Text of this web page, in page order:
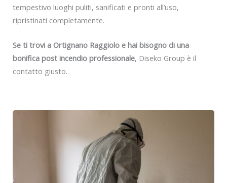
tempestivo luoghi puliti, sanificati e pronti all’uso,
ripristinati completamente.
Se ti trovi a Ortignano Raggiolo e hai bisogno di una
bonifica post incendio professionale, Diseko Group è il
contatto giusto.